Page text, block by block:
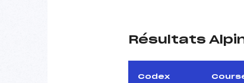
Résultats
Codex